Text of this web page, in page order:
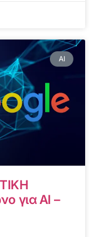
AI
για AI –